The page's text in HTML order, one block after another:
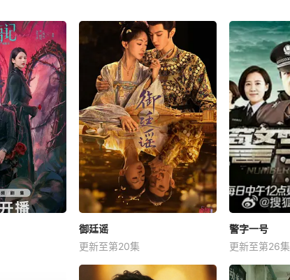
御廷谣
更新至第20集
警字一号
更新至第26集